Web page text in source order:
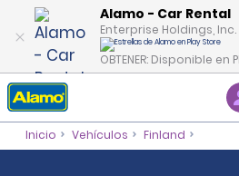
Alamo - Car Rental
Enterprise Holdings, Inc.
OBTENER: Disponible en
Inicio Vehículos Finland